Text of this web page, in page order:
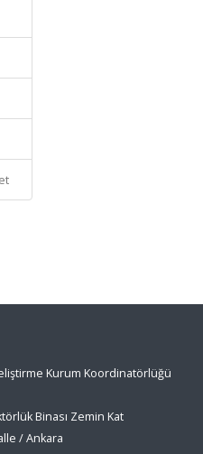
Kurum Koordinatörlüğü
Binası Zemin Kat
/ Ankara